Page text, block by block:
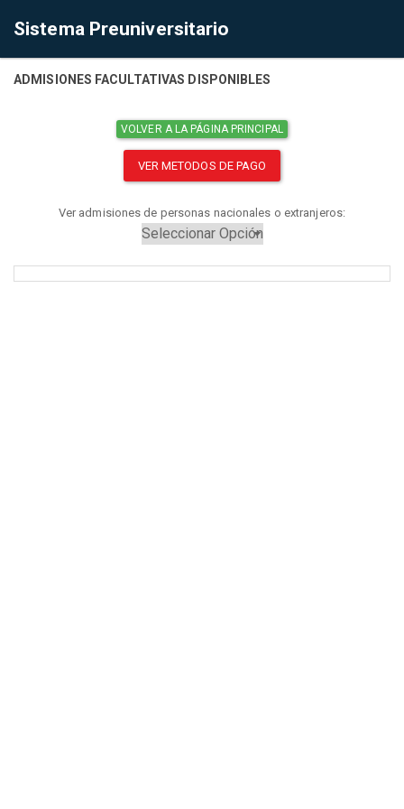
Sistema Preuniversitario
ADMISIONES FACULTATIVAS DISPONIBLES
VOLVER A LA PÁGINA PRINCIPAL
VER METODOS DE PAGO
Ver admisiones de personas nacionales o extranjeros: